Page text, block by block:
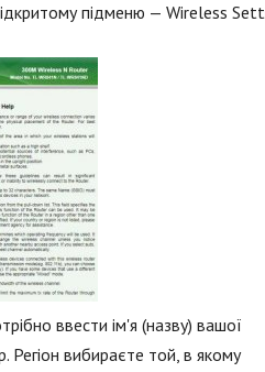
підменю — Wireless
ввести ім'я (назву) вашої
вибираєте той, в якому